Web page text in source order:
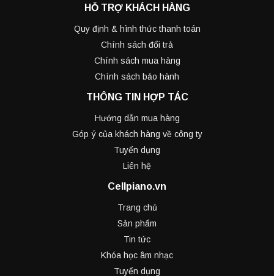
HỖ TRỢ KHÁCH HÀNG
Quy định & hình thức thanh toán
Chính sách đổi trả
Chính sách mua hàng
Chính sách bảo hành
THÔNG TIN HỢP TÁC
Hướng dẫn mua hàng
Góp ý của khách hàng về công ty
Tuyển dụng
Liên hệ
Cellpiano.vn
Trang chủ
Sản phẩm
Tin tức
Khóa học âm nhạc
Tuyển dụng